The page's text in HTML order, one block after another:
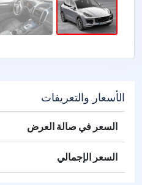
الأسعار والتعريفات
السعر في صالة العرض
السعر الإجمالي